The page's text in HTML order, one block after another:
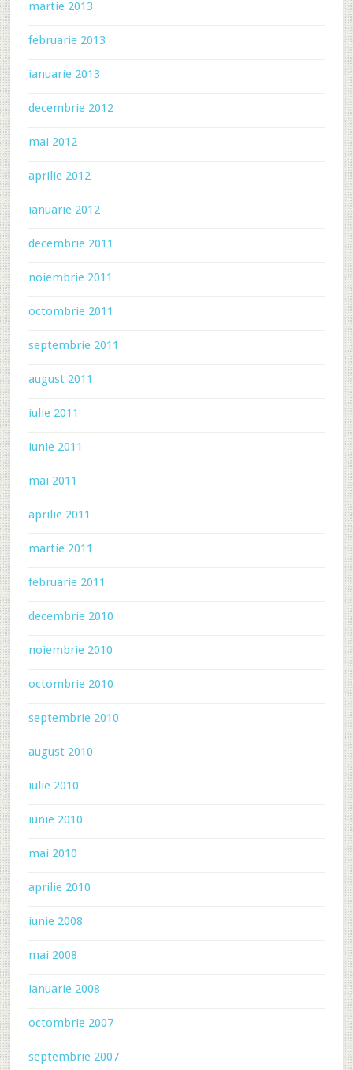
martie 2013
februarie 2013
ianuarie 2013
decembrie 2012
mai 2012
aprilie 2012
ianuarie 2012
decembrie 2011
noiembrie 2011
octombrie 2011
septembrie 2011
august 2011
iulie 2011
iunie 2011
mai 2011
aprilie 2011
martie 2011
februarie 2011
decembrie 2010
noiembrie 2010
octombrie 2010
septembrie 2010
august 2010
iulie 2010
iunie 2010
mai 2010
aprilie 2010
iunie 2008
mai 2008
ianuarie 2008
octombrie 2007
septembrie 2007